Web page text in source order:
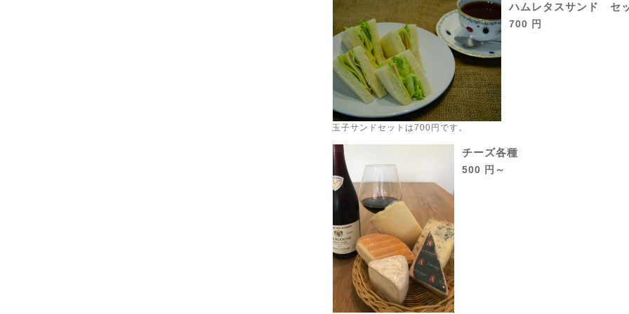
ハムレタスサンド セ
700 円
玉子サンドセットは700円です。
チーズ各種
500 円～